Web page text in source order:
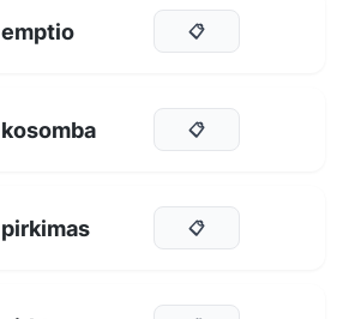
emptio 📋
kosomba 📋
pirkimas 📋